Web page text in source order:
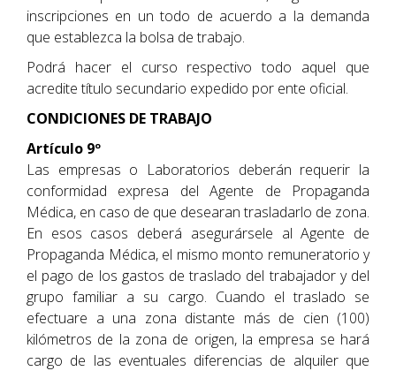
inscripciones en un todo de acuerdo a la demanda
que establezca la bolsa de trabajo.
Podrá hacer el curso respectivo todo aquel que
acredite título secundario expedido por ente oficial.
CONDICIONES DE TRABAJO
Artículo 9º
Las empresas o Laboratorios deberán requerir la
conformidad expresa del Agente de Propaganda
Médica, en caso de que desearan trasladarlo de zona.
En esos casos deberá asegurársele al Agente de
Propaganda Médica, el mismo monto remuneratorio y
el pago de los gastos de traslado del trabajador y del
grupo familiar a su cargo. Cuando el traslado se
efectuare a una zona distante más de cien (100)
kilómetros de la zona de origen, la empresa se hará
cargo de las eventuales diferencias de alquiler que